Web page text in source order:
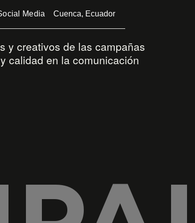
Media Cuenca, Ecuador
y creativos de las campañas
calidad en la comunicación